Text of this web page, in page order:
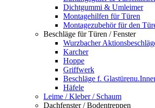
Dichtgummi & Umleimer
Montagehilfen für Türen
Montagezubehör für den
Beschläge für Türen / Fenster
Wurzbacher
Karcher
Hoppe
Griffwerk
Beschläge f.
Häfele
Leime / Kleber / Schaum
Dachfenster / Bodentreppen